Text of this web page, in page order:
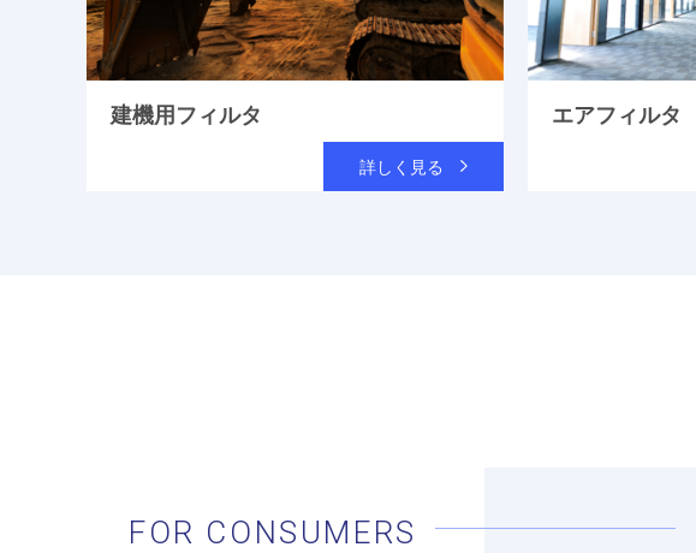
建機用フィルタ
詳しく見る
エアフィルタ
FOR CONSUMERS